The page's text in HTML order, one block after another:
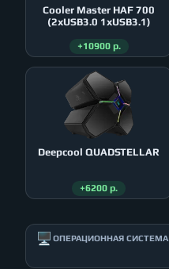
Cooler Master HAF 700
(2xUSB3.0 1xUSB3.1)
+10900 р.
Deepcool QUADSTELLAR
+6200 р.
🖥️ ОПЕРАЦИОННАЯ СИСТЕМА